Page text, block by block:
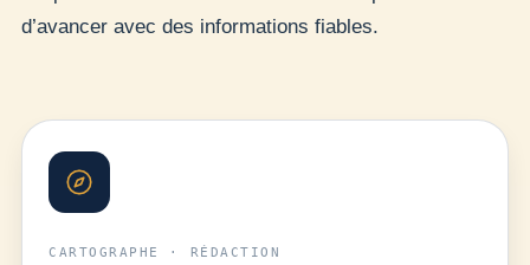
d’avancer avec des informations fiables.
CARTOGRAPHE · RÉDACTION